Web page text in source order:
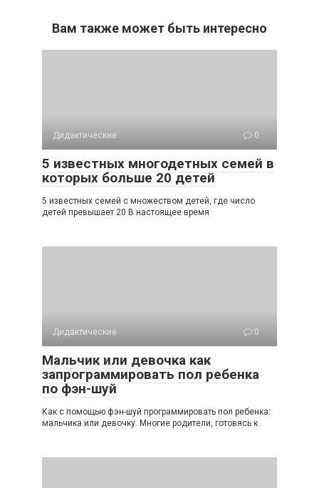
Вам также может быть интересно
Дидактические 0
5 известных многодетных семей в
которых больше 20 детей
5 известных семей с множеством детей, где число
детей превышает 20 В настоящее время
Дидактические 0
Мальчик или девочка как
запрограммировать пол ребенка
по фэн-шуй
Как с помощью фэн-шуй программировать пол ребенка:
мальчика или девочку. Многие родители, готовясь к